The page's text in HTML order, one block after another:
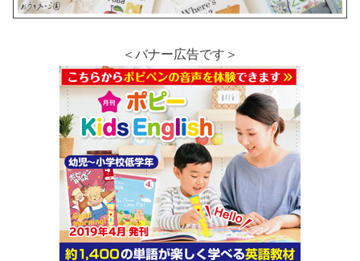
＜バナー広告です＞